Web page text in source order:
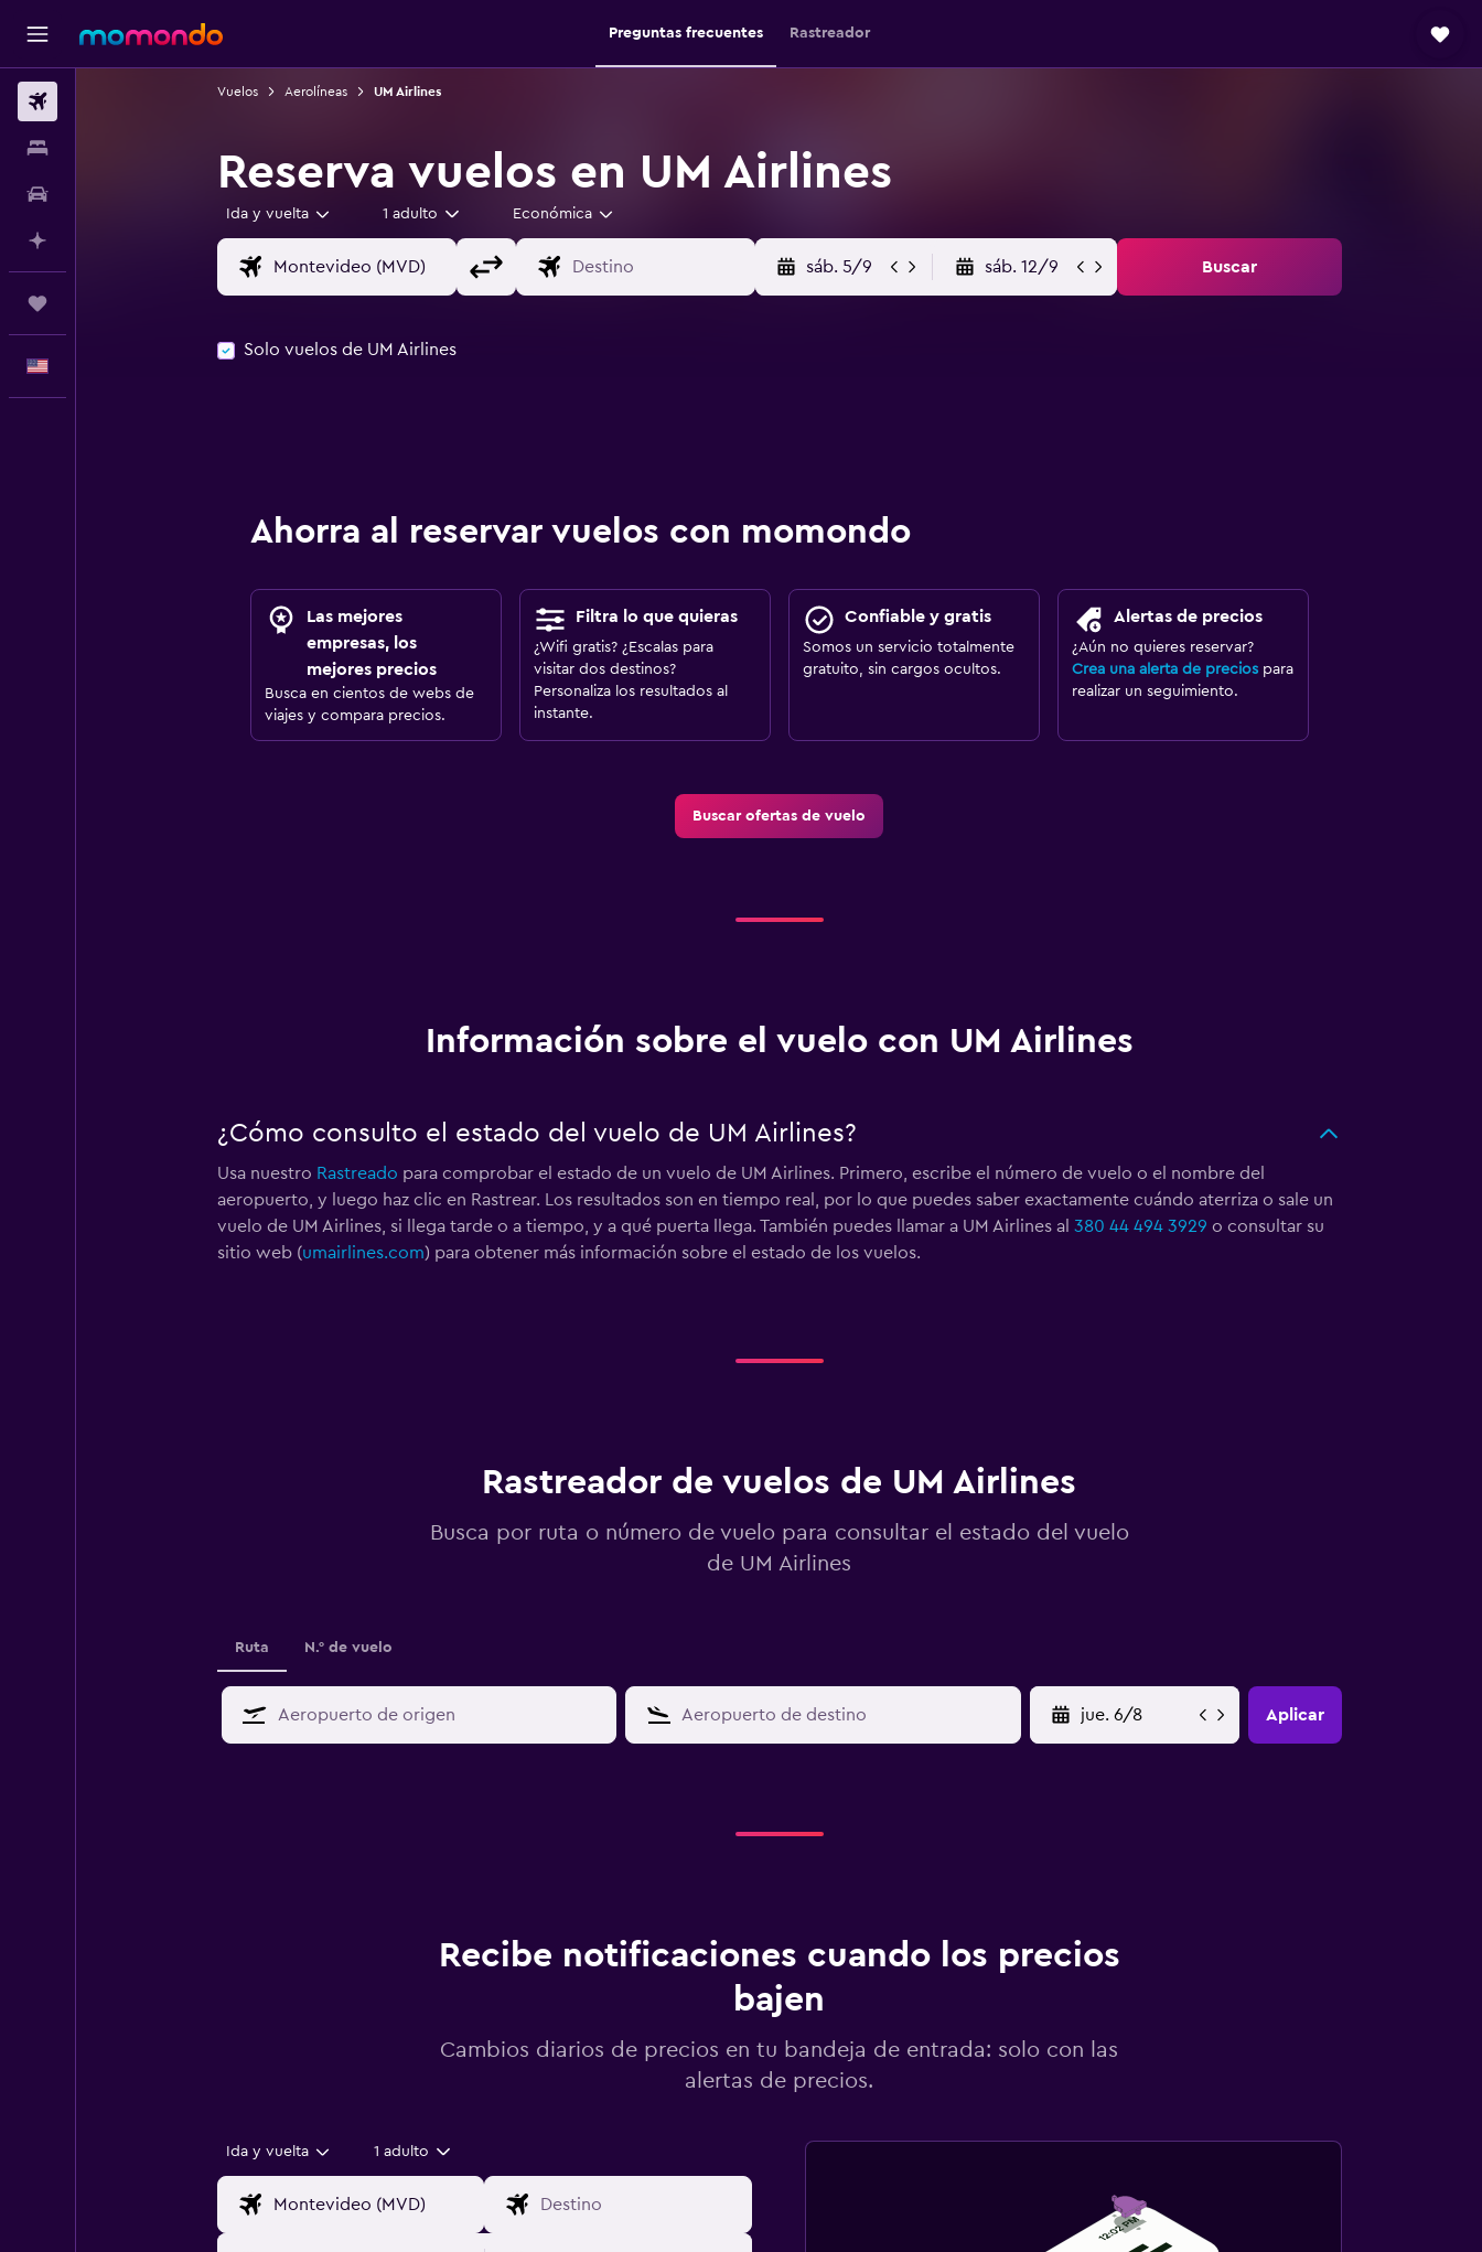
Preguntas frecuentes Rastreador
Vuelos Aerolíneas UM Airlines
Reserva vuelos en UM Airlines
Ida y vuelta 1 adulto Económica
sáb. 5/9 sáb. 12/9 Buscar
Solo vuelos de UM Airlines
Ahorra al reservar vuelos con momondo
Las mejores
empresas, los
mejores precios
Busca en cientos de webs de
viajes y compara precios.
Filtra lo que quieras
¿Wifi gratis? ¿Escalas para
visitar dos destinos?
Personaliza los resultados al
instante.
Confiable y gratis
Somos un servicio totalmente
gratuito, sin cargos ocultos.
Alertas de precios
¿Aún no quieres reservar?
Crea una alerta de preciospara
realizar un seguimiento.
Buscar ofertas de vuelo
Información sobre el vuelo con UM Airlines
¿Cómo consulto el estado del vuelo de UM Airlines?
Usa nuestro Rastreado para comprobar el estado de un vuelo de UM Airlines. Primero, escribe el número de vuelo o el nombre del
aeropuerto, y luego haz clic en Rastrear. Los resultados son en tiempo real, por lo que puedes saber exactamente cuándo aterriza o sale un
vuelo de UM Airlines, si llega tarde o a tiempo, y a qué puerta llega. También puedes llamar a UM Airlines al 380 44 494 3929 o consultar su
sitio web (umairlines.com) para obtener más información sobre el estado de los vuelos.
Rastreador de vuelos de UM Airlines
Busca por ruta o número de vuelo para consultar el estado del vuelo
de UM Airlines
Ruta N.° de vuelo
Aplicar
Recibe notificaciones cuando los precios
bajen
Cambios diarios de precios en tu bandeja de entrada: solo con las
alertas de precios.
Ida y vuelta 1 adulto